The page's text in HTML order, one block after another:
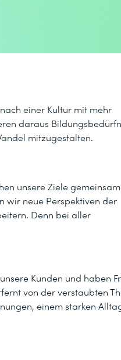
einer Kultur mit mehr
daraus
mitzugestalten.
unsere Ziele
wir neue Perspektiven der
Denn bei aller
Kunden und haben
von der verstaubten
einem starken